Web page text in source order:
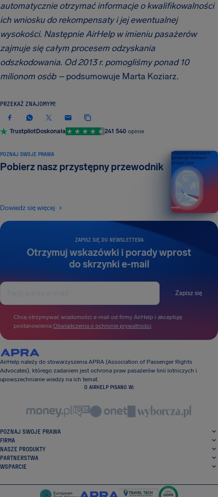
automatycznie otrzymać informacje o kwalifikowalności
ich wniosku do rekompensaty i jej ewentualnej
wysokości. Następnie AirHelp w imieniu pasażerów
zajmuje się całym procesem odzyskania
odszkodowania. Od 2013 r. pomogliśmy ponad 10
milionom osób – podsumowuje Marta Koziarz.
PRZEKAŻ ZNAJOMYM!
TrustpilotDoskonała 241 540 opinie
ZAPISZ SIĘ DO NEWSLETTERA
Otrzymuj wskazówki i porady wprost
do skrzynki e-mail
Zapisz się
Chcę otrzymywać wiadomości e-mail od firmy AirHelp i akceptuję
postanowienia Oświadczenia o ochronie prywatności.
POZNAJ SWOJE PRAWA
Pobierz nasz przystępny przewodnik
Dowiedz się więcej
Przewodnik po prawach
pasażerów lotniczych
WYDANIE 2026
AirHelp należy do stowarzyszenia APRA (Association of Passenger Rights
Advocates), którego zadaniem jest ochrona praw pasażerów linii lotniczych i
upowszechnianie wiedzy na ich temat.
O AIRHELP PISANO W:
POZNAJ SWOJE PRAWA
FIRMA
NASZE PRODUKTY
PARTNERSTWA
WSPARCIE